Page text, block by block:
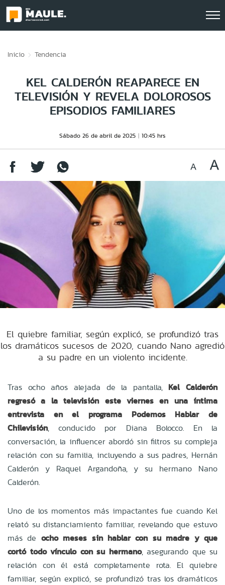
Inicio Tendencia
KEL CALDERÓN REAPARECE EN
TELEVISIÓN Y REVELA DOLOROSOS
EPISODIOS FAMILIARES
Sábado 26 de abril de 2025 10:45 hrs
El quiebre familiar, según explicó, se profundizó tras
los dramáticos sucesos de 2020, cuando Nano agredió
a su padre en un violento incidente.
Tras ocho años alejada de la pantalla, Kel Calderón
regresó a la televisión este viernes en una íntima
entrevista en el programa Podemos Hablar de
Chilevisión, conducido por Diana Bolocco. En la
conversación, la influencer abordó sin filtros su compleja
relación con su familia, incluyendo a sus padres, Hernán
Calderón y Raquel Argandoña, y su hermano Nano
Calderón.
Uno de los momentos más impactantes fue cuando Kel
relató su distanciamiento familiar, revelando que estuvo
más de ocho meses sin hablar con su madre y que
cortó todo vínculo con su hermano, asegurando que su
relación con él está completamente rota. El quiebre
familiar, según explicó, se profundizó tras los dramáticos